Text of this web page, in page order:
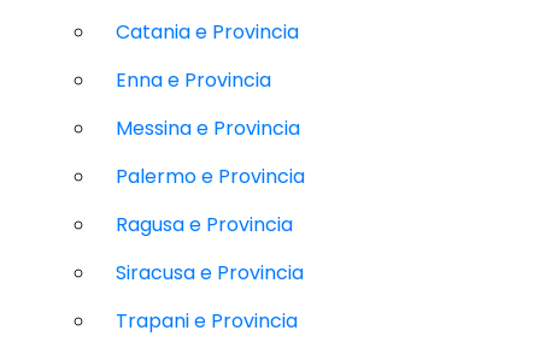
Catania e Provincia
Enna e Provincia
Messina e Provincia
Palermo e Provincia
Ragusa e Provincia
Siracusa e Provincia
Trapani e Provincia